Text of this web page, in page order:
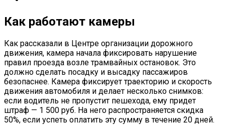
Как работают камеры
Как рассказали в Центре организации дорожного
движения, камера начала фиксировать нарушение
правил проезда возле трамвайных остановок. Это
должно сделать посадку и высадку пассажиров
безопаснее. Камера фиксирует траекторию и скорость
движения автомобиля и делает несколько снимков:
если водитель не пропустит пешехода, ему придет
штраф — 1 500 руб. На него распространяется скидка
50%, если успеть оплатить эту сумму в течение 20 дней.